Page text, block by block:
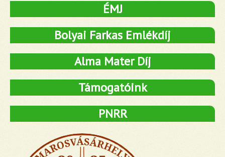
ÉMJ
Bolyai Farkas Emlékdíj
Alma Mater Díj
Támogatóink
PNRR